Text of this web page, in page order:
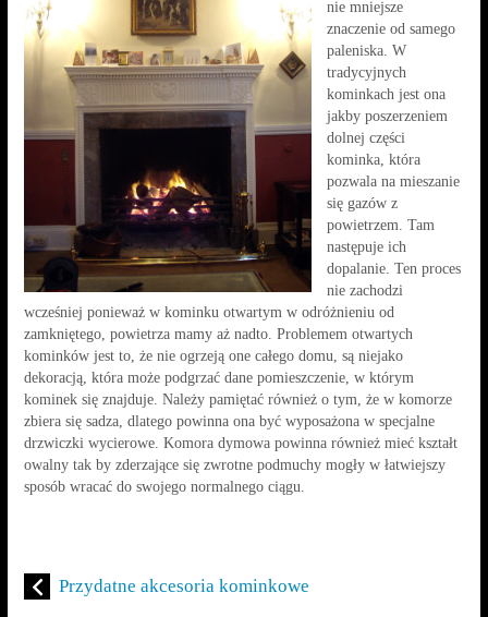
nie mniejsze
znaczenie od samego
paleniska. W
tradycyjnych
kominkach jest ona
jakby poszerzeniem
dolnej części
kominka, która
pozwala na mieszanie
się gazów z
powietrzem. Tam
następuje ich
dopalanie. Ten proces
nie zachodzi
wcześniej ponieważ w kominku otwartym w odróżnieniu od
zamkniętego, powietrza mamy aż nadto. Problemem otwartych
kominków jest to, że nie ogrzeją one całego domu, są niejako
dekoracją, która może podgrzać dane pomieszczenie, w którym
kominek się znajduje. Należy pamiętać również o tym, że w komorze
zbiera się sadza, dlatego powinna ona być wyposażona w specjalne
drzwiczki wycierowe. Komora dymowa powinna również mieć kształt
owalny tak by zderzające się zwrotne podmuchy mogły w łatwiejszy
sposób wracać do swojego normalnego ciągu.
Przydatne akcesoria kominkowe